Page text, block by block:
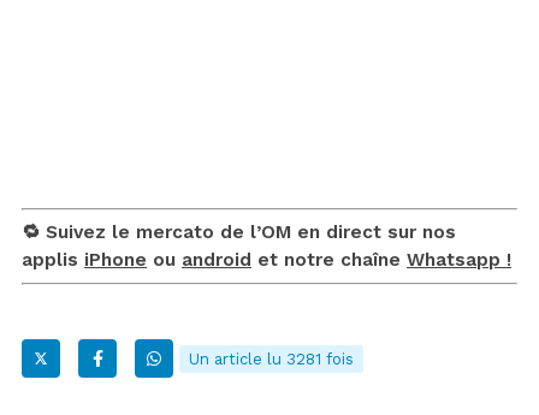
🔁 Suivez le mercato de l’OM en direct sur nos
applis iPhone ou android et notre chaîne Whatsapp !
Un article lu 3281 fois